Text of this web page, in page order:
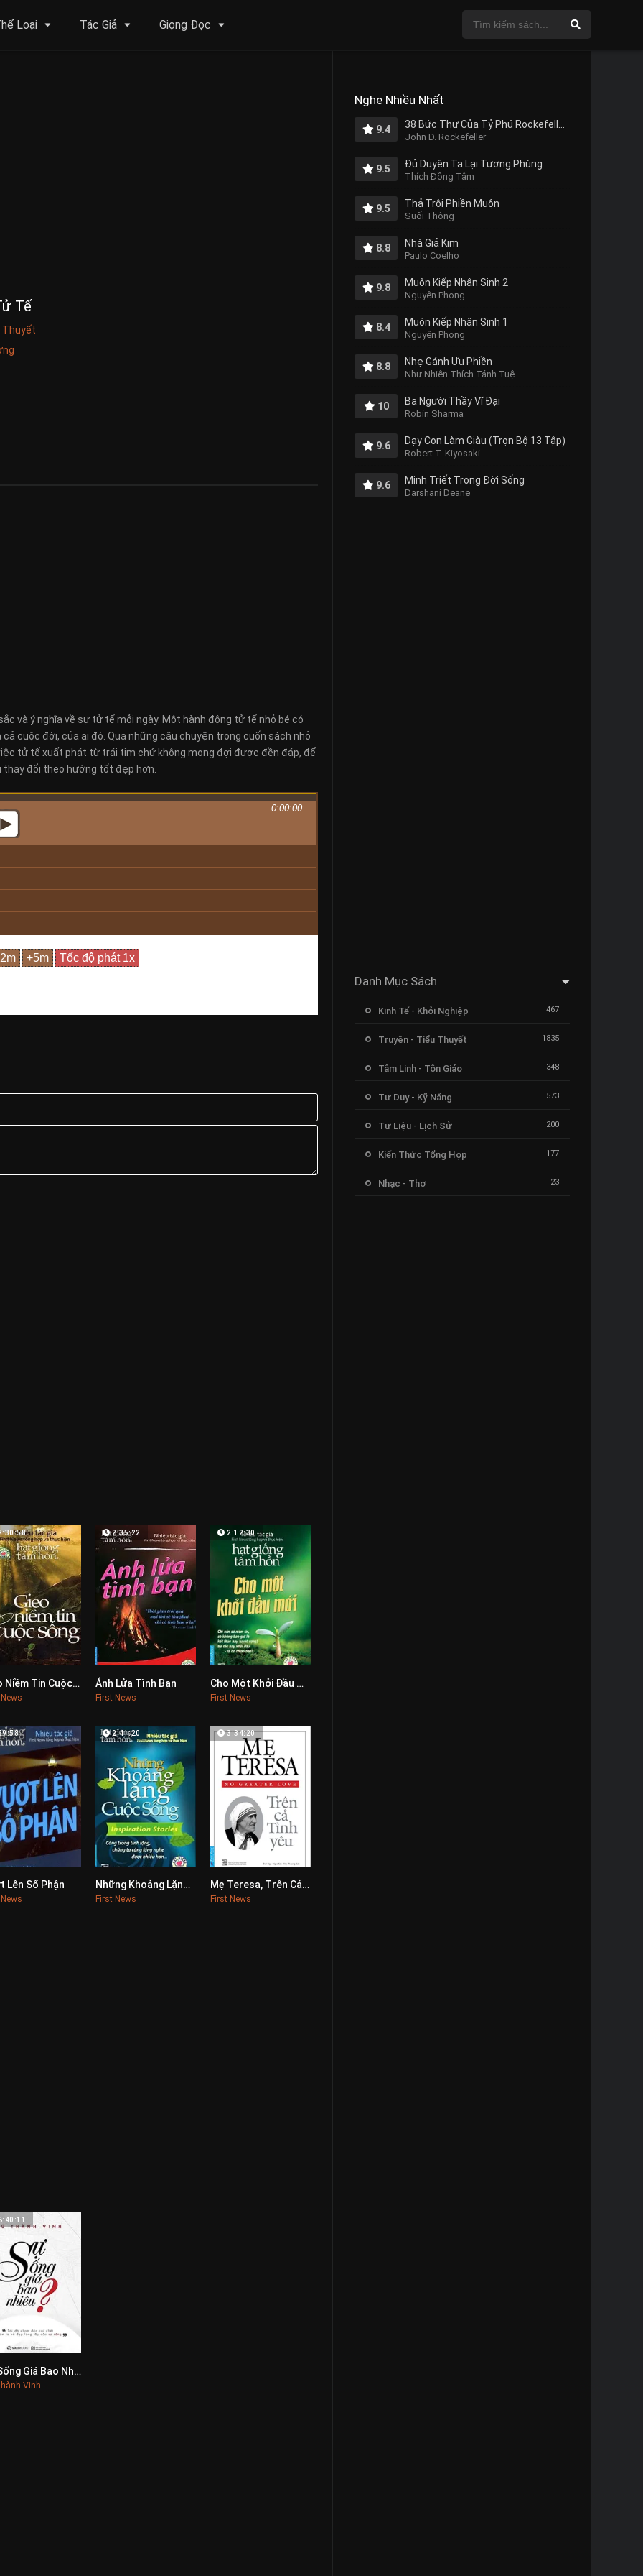
Loại Tác Giả Giọng Đọc
Tế
Thuyết
và ý nghĩa về sự tử tế mỗi ngày. Một hành động tử tế nhỏ bé có
cuộc đời, của ai đó. Qua những câu chuyện trong cuốn sách nhỏ
tử tế xuất phát từ trái tim chứ không mong đợi được đền đáp, để
đổi theo hướng tốt đẹp hơn.
0:00:00
0Gieo Niềm Tin Cuộc Sống
2:35:22
Ánh Lửa Tình Bạn
First News
0
2:12:30
Cho Một Khởi Đầu Mới
First News
Lên Số Phận 0
2:41:20
Những Khoảng Lặng Cuộc Sống
First News
0
3:34:20
Mẹ Teresa, Trên Cả Tình Yêu
First News
0Sự Sống Giá Bao Nhiêu?
Vinh
Nghe Nhiều Nhất
9.4
John D. Rockefeller
9.5 Đủ Duyên Ta Lại Tương Phùng
Thích Đồng Tâm
9.5 Thả Trôi Phiền Muộn
Suối Thông
8.8 Nhà Giả Kim
Paulo Coelho
9.8 Muôn Kiếp Nhân Sinh 2
Nguyên Phong
8.4 Muôn Kiếp Nhân Sinh 1
Nguyên Phong
8.8 Nhẹ Gánh Ưu Phiền
Như Nhiên Thích Tánh Tuệ
10 Ba Người Thầy Vĩ Đại
Robin Sharma
9.6 Dạy Con Làm Giàu (Trọn Bộ 13 Tập)
Robert T. Kiyosaki
9.6 Minh Triết Trong Đời Sống
Darshani Deane
Danh Mục Sách
Kinh Tế - Khởi Nghiệp 467
Truyện - Tiểu Thuyết 1835
Tâm Linh - Tôn Giáo 348
Tư Duy - Kỹ Năng 573
Tư Liệu - Lịch Sử 200
Kiến Thức Tổng Hợp 177
Nhạc - Thơ 23